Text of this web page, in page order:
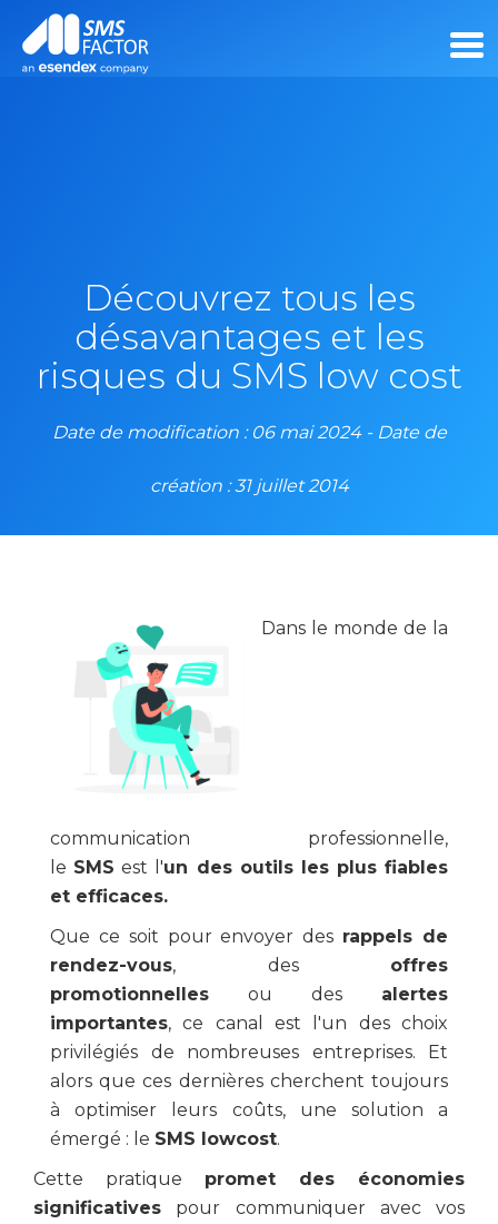
Découvrez tous les
désavantages et les
risques du SMS low cost
Date de modification : 06 mai 2024 - Date de
création : 31 juillet 2014
Dans le monde de la
communication professionnelle,
le SMS est l'un des outils les plus fiables
et efficaces.
Que ce soit pour envoyer des rappels de
rendez-vous, des offres
promotionnelles ou des alertes
importantes, ce canal est l'un des choix
privilégiés de nombreuses entreprises. Et
alors que ces dernières cherchent toujours
à optimiser leurs coûts, une solution a
émergé : le SMS lowcost.
Cette pratique promet des économies
significatives pour communiquer avec vos